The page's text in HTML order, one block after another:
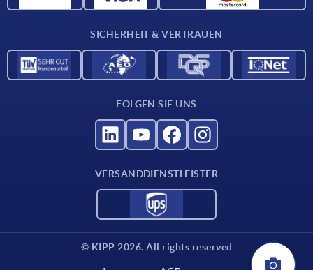
Für Lieferanten
SICHERHEIT & VERTRAUEN
FOLGEN SIE UNS
VERSANDDIENSTLEISTER
© KIPP 2026. All rights reserved